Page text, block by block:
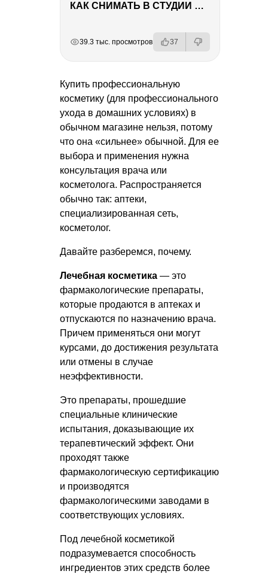
КАК СНИМАТЬ В СТУДИИ СО ВСПЫШКАМИ
39.3 тыс. просмотров 37
Купить профессиональную
косметику (для профессионального
ухода в домашних условиях) в
обычном магазине нельзя, потому
что она «сильнее» обычной. Для ее
выбора и применения нужна
консультация врача или
косметолога. Распространяется
обычно так: аптеки,
специализированная сеть,
косметолог.
Давайте разберемся, почему.
Лечебная косметика — это
фармакологические препараты,
которые продаются в аптеках и
отпускаются по назначению врача.
Причем применяться они могут
курсами, до достижения результата
или отмены в случае
неэффективности.
Это препараты, прошедшие
специальные клинические
испытания, доказывающие их
терапевтический эффект. Они
проходят также
фармакологическую сертификацию
и производятся
фармакологическими заводами в
соответствующих условиях.
Под лечебной косметикой
подразумевается способность
ингредиентов этих средств более